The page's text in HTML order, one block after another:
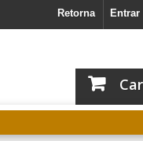
Entrar
Retorna